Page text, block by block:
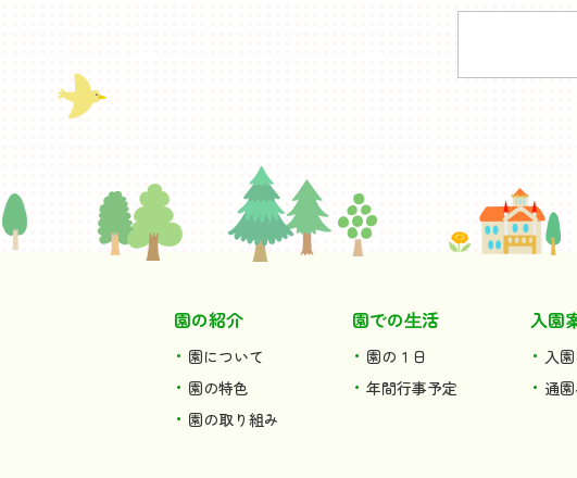
園の紹介
園について
園の特色
園の取り組み
園での⽣活
園の１日
年間行事予定
入園
入
通